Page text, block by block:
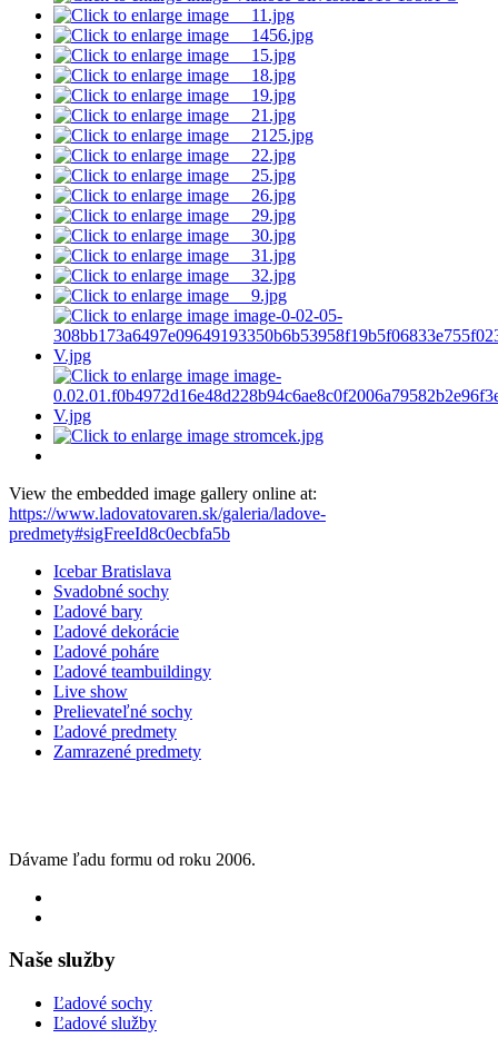
View the embedded image gallery online at:
https://www.ladovatovaren.sk/galeria/ladove-
predmety#sigFreeId8c0ecbfa5b
Icebar Bratislava
Svadobné sochy
Ľadové bary
Ľadové dekorácie
Ľadové poháre
Ľadové teambuildingy
Live show
Prelievateľné sochy
Ľadové predmety
Zamrazené predmety
Dávame ľadu formu od roku 2006.
Naše služby
Ľadové sochy
Ľadové služby